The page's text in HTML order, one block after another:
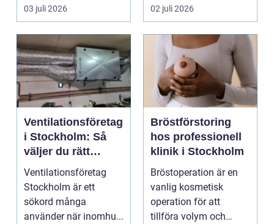
energi till både chefe...
03 juli 2026
belysning. Fö...
02 juli 2026
Ventilationsföretag
i Stockholm: Så
väljer du rätt
partner för frisk
luft inomhus
Ventilationsföretag
Stockholm är ett
sökord många
använder när inomhu...
Bröstförstoring
hos professionell
klinik i Stockholm
Bröstoperation är en
vanlig kosmetisk
operation för att
tillföra volym och